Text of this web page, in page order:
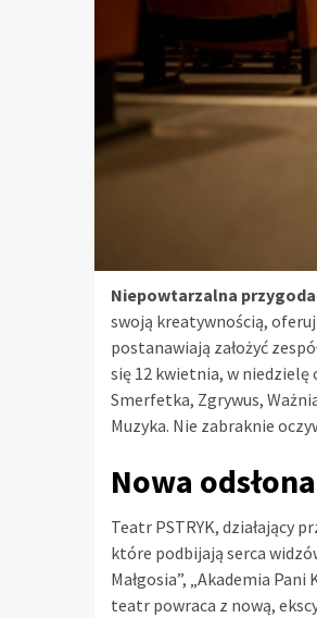
Niepowtarzalna
swoją kreatywnością,
postanawiają założyć
się 12 kwietnia, w
Smerfetka, Zgrywus,
Muzyka. Nie zabraknie
Nowa
Teatr PSTRYK, działający
które podbijają serca
Małgosia”, „Akademia
teatr powraca z nową,